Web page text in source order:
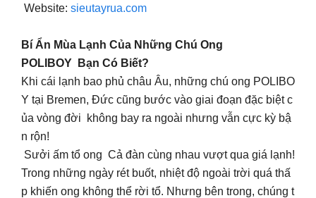
Website: sieutayrua.com
Bí Ẩn Mùa Lạnh Của Những Chú Ong
POLIBOY Bạn Có Biết?
Khi cái lạnh bao phủ châu Âu, những chú ong POLIBO
Y tại Bremen, Đức cũng bước vào giai đoạn đặc biệt c
ủa vòng đời không bay ra ngoài nhưng vẫn cực kỳ bậ
n rộn!
Sưởi ấm tổ ong Cả đàn cùng nhau vượt qua giá lạnh!
Trong những ngày rét buốt, nhiệt độ ngoài trời quá thấ
p khiến ong không thể rời tổ. Nhưng bên trong, chúng t